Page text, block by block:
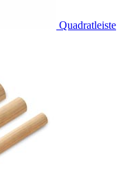
Quadratleiste